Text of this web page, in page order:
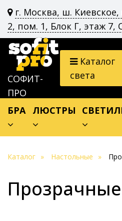
г. Москва, ш. Киевское,
2, пом. 1, Блок Г, этаж
СОФИТ-
ПРО
Каталог
света
БРА ЛЮСТРЫ
Каталог Настольные